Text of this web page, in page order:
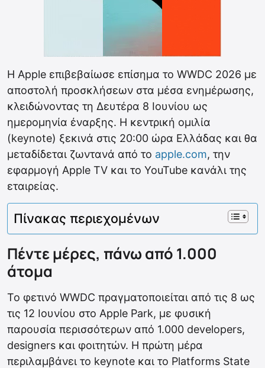
Η Apple επιβεβαίωσε επίσημα το WWDC 2026 με
αποστολή προσκλήσεων στα μέσα ενημέρωσης,
κλειδώνοντας τη Δευτέρα 8 Ιουνίου ως
ημερομηνία έναρξης. Η κεντρική ομιλία
(keynote) ξεκινά στις 20:00 ώρα Ελλάδας και θα
μεταδίδεται ζωντανά από το apple.com, την
εφαρμογή Apple TV και το YouTube κανάλι της
εταιρείας.
Πίνακας περιεχομένων
Πέντε μέρες, πάνω από 1.000
άτομα
Το φετινό WWDC πραγματοποιείται από τις 8 ως
τις 12 Ιουνίου στο Apple Park, με φυσική
παρουσία περισσότερων από 1.000 developers,
designers και φοιτητών. Η πρώτη μέρα
περιλαμβάνει το keynote και το Platforms State